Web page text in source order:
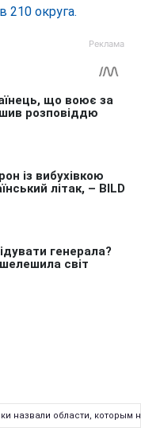
210 округа.
назвали области, которым